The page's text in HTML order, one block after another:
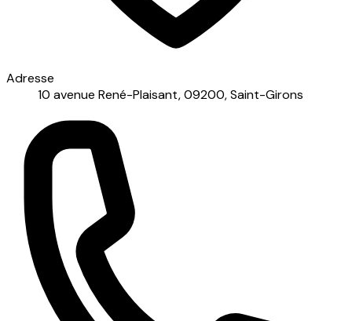
Adresse
10 avenue René-Plaisant, 09200, Saint-Girons